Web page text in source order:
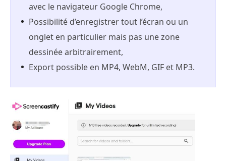
avec le navigateur Google Chrome,
Possibilité d’enregistrer tout l’écran ou un
onglet en particulier mais pas une zone
dessinée arbitrairement,
Export possible en MP4, WebM, GIF et MP3.